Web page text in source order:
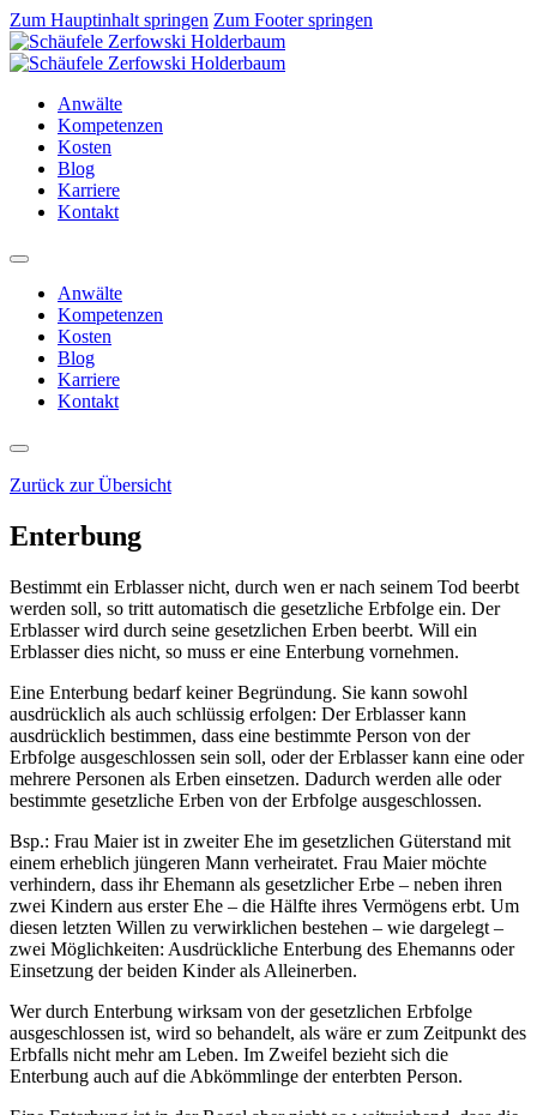
Zum Hauptinhalt springen Zum Footer springen
Anwälte
Kompetenzen
Kosten
Blog
Karriere
Kontakt
Anwälte
Kompetenzen
Kosten
Blog
Karriere
Kontakt
Zurück zur Übersicht
Enterbung
Bestimmt ein Erblasser nicht, durch wen er nach seinem Tod beerbt
werden soll, so tritt automatisch die gesetzliche Erbfolge ein. Der
Erblasser wird durch seine gesetzlichen Erben beerbt. Will ein
Erblasser dies nicht, so muss er eine Enterbung vornehmen.
Eine Enterbung bedarf keiner Begründung. Sie kann sowohl
ausdrücklich als auch schlüssig erfolgen: Der Erblasser kann
ausdrücklich bestimmen, dass eine bestimmte Person von der
Erbfolge ausgeschlossen sein soll, oder der Erblasser kann eine oder
mehrere Personen als Erben einsetzen. Dadurch werden alle oder
bestimmte gesetzliche Erben von der Erbfolge ausgeschlossen.
Bsp.: Frau Maier ist in zweiter Ehe im gesetzlichen Güterstand mit
einem erheblich jüngeren Mann verheiratet. Frau Maier möchte
verhindern, dass ihr Ehemann als gesetzlicher Erbe – neben ihren
zwei Kindern aus erster Ehe – die Hälfte ihres Vermögens erbt. Um
diesen letzten Willen zu verwirklichen bestehen – wie dargelegt –
zwei Möglichkeiten: Ausdrückliche Enterbung des Ehemanns oder
Einsetzung der beiden Kinder als Alleinerben.
Wer durch Enterbung wirksam von der gesetzlichen Erbfolge
ausgeschlossen ist, wird so behandelt, als wäre er zum Zeitpunkt des
Erbfalls nicht mehr am Leben. Im Zweifel bezieht sich die
Enterbung auch auf die Abkömmlinge der enterbten Person.